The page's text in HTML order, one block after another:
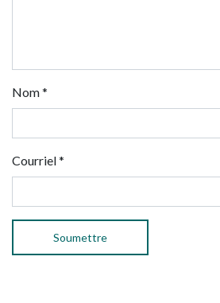
Nom*
Courriel*